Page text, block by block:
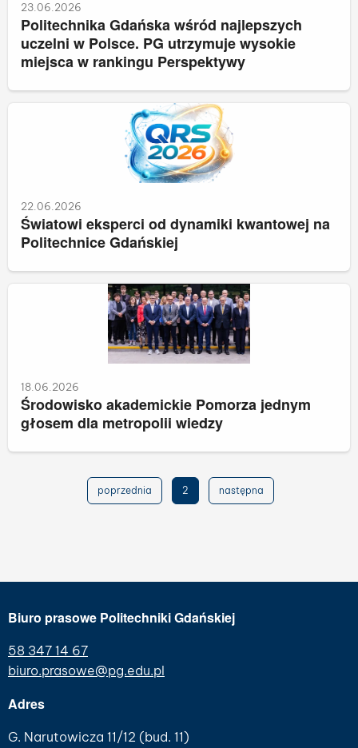
23.06.2026
Politechnika Gdańska wśród najlepszych
uczelni w Polsce. PG utrzymuje wysokie
miejsca w rankingu Perspektywy
22.06.2026
Światowi eksperci od dynamiki kwantowej na
Politechnice Gdańskiej
18.06.2026
Środowisko akademickie Pomorza jednym
głosem dla metropolii wiedzy
poprzednia 2 następna
Biuro prasowe Politechniki Gdańskiej
58 347 14 67
biuro.prasowe@pg.edu.pl
Adres
G. Narutowicza 11/12 (bud. 11)